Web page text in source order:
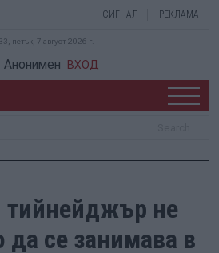
СИГНАЛ РЕКЛАМА
петък, 7 август 2026 г.
Анонимен ВХОД
тийнейджър не
да се занимава в